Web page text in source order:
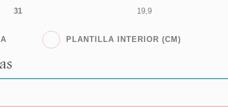
31
19,9
PLANTILLA INTERIOR (CM)